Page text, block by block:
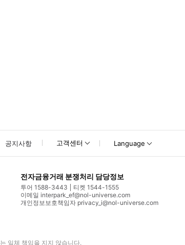
공지사항 고객센터 Language
전자금융거래 분쟁처리 담당정보
투어 1588-3443
티켓 1544-1555
이메일 interpark_ef@nol-universe.com
개인정보보호책임자 privacy_i@nol-universe.com
는 일체 책임을 지지 않습니다.